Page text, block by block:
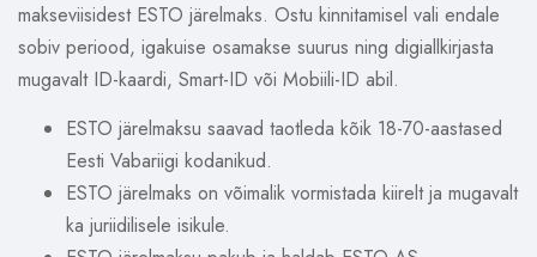
makseviisidest ESTO järelmaks. Ostu kinnitamisel vali endale
sobiv periood, igakuise osamakse suurus ning digiallkirjasta
mugavalt ID-kaardi, Smart-ID või Mobiili-ID abil.
ESTO järelmaksu saavad taotleda kõik 18-70-aastased
Eesti Vabariigi kodanikud.
ESTO järelmaks on võimalik vormistada kiirelt ja mugavalt
ka juriidilisele isikule.